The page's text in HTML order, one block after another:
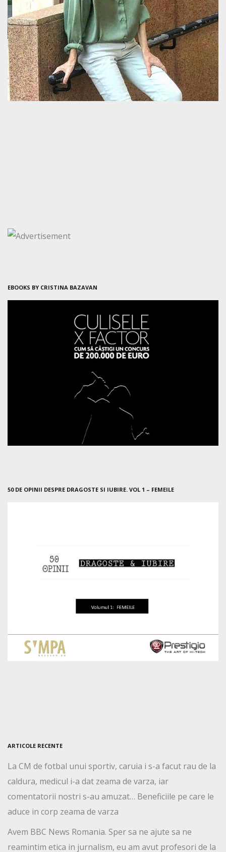
EBOOKS BY CRISTINA BAZAVAN
50 DE OPINII DESPRE DRAGOSTE SI IUBIRE. VOL 1 – FEMEILE
ARTICOLE RECENTE
La CM de fotbal unui sportiv, caruia i s-a facut rau de la
caldura, medicul i-a dat zeama de varza, iar
comentatorii nostri s-au amuzat… Beneficiile pe care le
aduce in corp zeama de varza
Avem BBC News Romania. Sper sa ne ajute sa ne
reamintim etica in jurnalism, eu am avut profesori de la